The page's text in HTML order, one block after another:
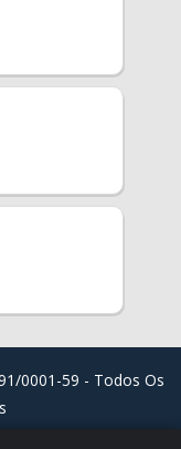
0001-59 - Todos Os